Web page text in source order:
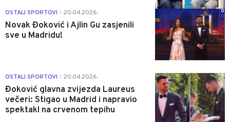
OSTALI SPORTOVI 20.04.2026.
Novak Đoković i Ajlin Gu zasjenili
sve u Madridu!
0
OSTALI SPORTOVI 20.04.2026.
Đoković glavna zvijezda Laureus
večeri: Stigao u Madrid i napravio
spektakl na crvenom tepihu
0